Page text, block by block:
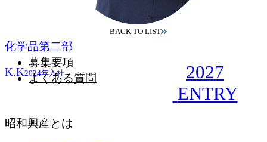
化学品第二部
K.K2024年入社
BACK TO LIST
募集要項
よくある質問
2027
ENTRY
昭和興産とは